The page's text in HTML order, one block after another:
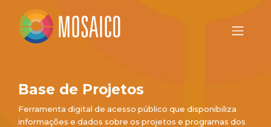
Base de Projetos
Ferramenta digital de acesso público que disponibiliza
informações e dados sobre os projetos e programas dos